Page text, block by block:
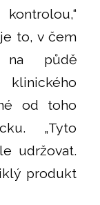
to, v čem
na půdě
od toho
„Tyto
udržovat.
produkt